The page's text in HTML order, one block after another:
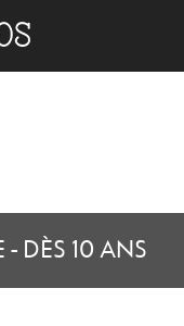
- DÈS 10 ANS